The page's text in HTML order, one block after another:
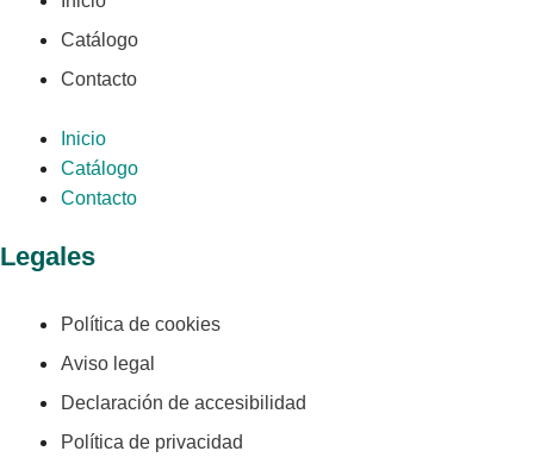
Catálogo
Contacto
Inicio
Catálogo
Contacto
Legales
Política de cookies
Aviso legal
Declaración de accesibilidad
Política de privacidad